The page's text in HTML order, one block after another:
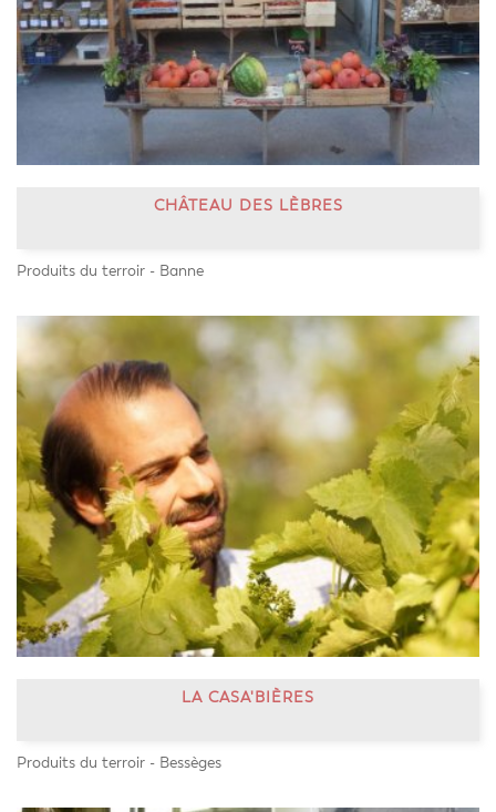
CHÂTEAU DES LÈBRES
Produits du terroir - Banne
LA CASA'BIÈRES
Produits du terroir - Bessèges